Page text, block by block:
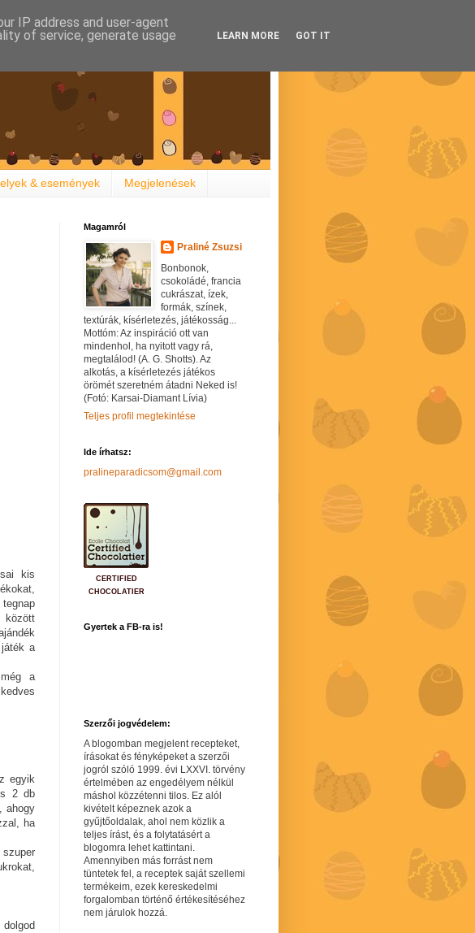
& események Megjelenések
kis
között
a
a
egyik
2 db
ahogy
ha
szuper
Magamról
Praliné Zsuzsi
Bonbonok,
csokoládé, francia
cukrászat, ízek,
formák, színek,
textúrák, kísérletezés, játékosság...
Mottóm: Az inspiráció ott van
mindenhol, ha nyitott vagy rá,
megtalálod! (A. G. Shotts). Az
alkotás, a kísérletezés játékos
örömét szeretném átadni Neked is!
(Fotó: Karsai-Diamant Lívia)
Teljes profil megtekintése
Ide írhatsz:
pralineparadicsom@gmail.com
CERTIFIED
CHOCOLATIER
Gyertek a FB-ra is!
Szerzői jogvédelem:
A blogomban megjelent recepteket,
írásokat és fényképeket a szerzői
jogról szóló 1999. évi LXXVI. törvény
értelmében az engedélyem nélkül
máshol közzétenni tilos. Ez alól
kivételt képeznek azok a
gyűjtőoldalak, ahol nem közlik a
teljes írást, és a folytatásért a
blogomra lehet kattintani.
Amennyiben más forrást nem
tüntetek fel, a receptek saját szellemi
termékeim, ezek kereskedelmi
forgalomban történő értékesítéséhez
nem járulok hozzá.
IP address and user-agent
of service, generate usage
LEARN MORE GOT IT